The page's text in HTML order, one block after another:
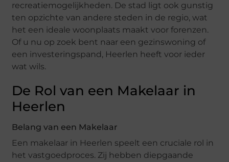
recreatiemogelijkheden. De stad ligt ook gunstig
ten opzichte van andere steden in de regio, wat
het een ideale woonplaats maakt voor forenzen.
Of u nu op zoek bent naar een gezinswoning of
een investeringspand, Heerlen heeft voor ieder
wat wils.
De Rol van een Makelaar in
Heerlen
Belang van een Makelaar
Een makelaar in Heerlen speelt een cruciale rol in
het vastgoedproces. Zij hebben diepgaande